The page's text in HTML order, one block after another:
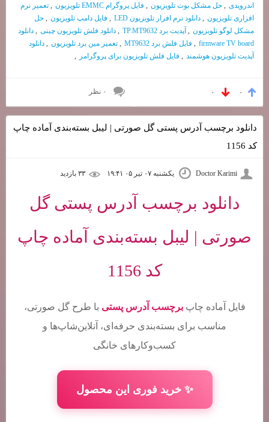
اندرویدی
حل مشکل بوت تلویزیون فایل پروگرام EMMC تلویزیون
تعمیر نرم
افزاری تلویزیون
دانلود نرم افزار تلویزیون LED فایل دامپ تلویزیون
حل
مشکل لوگو تلویزیون
آپدیت برد TP.MT9632 دانلود فلش تلویزیون چینی
دانلود
firmware TV board
فایل فلش برد MT9632 تعمیر مین برد تلویزیون
دانلود
آپدیت تلویزیون هوشمند
فایل فلش تلویزیون برای پروگرامر
۰ ۰ ۰ نظر
دانلود برچسب آدرس پستی گل صورتی | لیبل بسته‌بندی آماده چاپ
کد 1156
Doctor Karimi یکشنبه ۰۷ تیر ۰۵ ۱۹:۴۱
دانلود برچسب آدرس پستی گل
صورتی | لیبل بسته‌بندی آماده چاپ
کد 1156
فایل آماده چاپبرچسب آدرس پستی با طرح گل صورتی،
مناسب برای بسته‌بندی حرفه‌ای، آنلاین‌شاپ‌ها و
کسب‌وکارهای خانگی
✨ خرید فوری این محصول